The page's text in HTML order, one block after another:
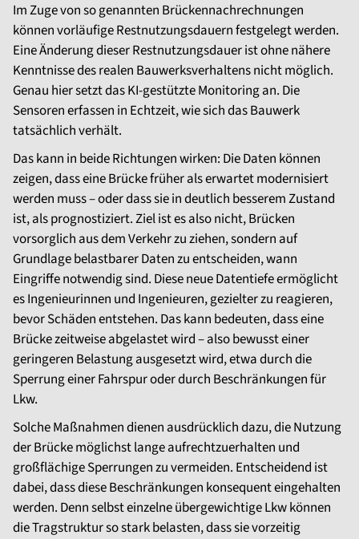
Im Zuge von so genannten Brückennachrechnungen
können vorläufige Restnutzungsdauern festgelegt werden.
Eine Änderung dieser Restnutzungsdauer ist ohne nähere
Kenntnisse des realen Bauwerksverhaltens nicht möglich.
Genau hier setzt das KI-gestützte Monitoring an. Die
Sensoren erfassen in Echtzeit, wie sich das Bauwerk
tatsächlich verhält.
Das kann in beide Richtungen wirken: Die Daten können
zeigen, dass eine Brücke früher als erwartet modernisiert
werden muss – oder dass sie in deutlich besserem Zustand
ist, als prognostiziert. Ziel ist es also nicht, Brücken
vorsorglich aus dem Verkehr zu ziehen, sondern auf
Grundlage belastbarer Daten zu entscheiden, wann
Eingriffe notwendig sind. Diese neue Datentiefe ermöglicht
es Ingenieurinnen und Ingenieuren, gezielter zu reagieren,
bevor Schäden entstehen. Das kann bedeuten, dass eine
Brücke zeitweise abgelastet wird – also bewusst einer
geringeren Belastung ausgesetzt wird, etwa durch die
Sperrung einer Fahrspur oder durch Beschränkungen für
Lkw.
Solche Maßnahmen dienen ausdrücklich dazu, die Nutzung
der Brücke möglichst lange aufrechtzuerhalten und
großflächige Sperrungen zu vermeiden. Entscheidend ist
dabei, dass diese Beschränkungen konsequent eingehalten
werden. Denn selbst einzelne übergewichtige Lkw können
die Tragstruktur so stark belasten, dass sie vorzeitig